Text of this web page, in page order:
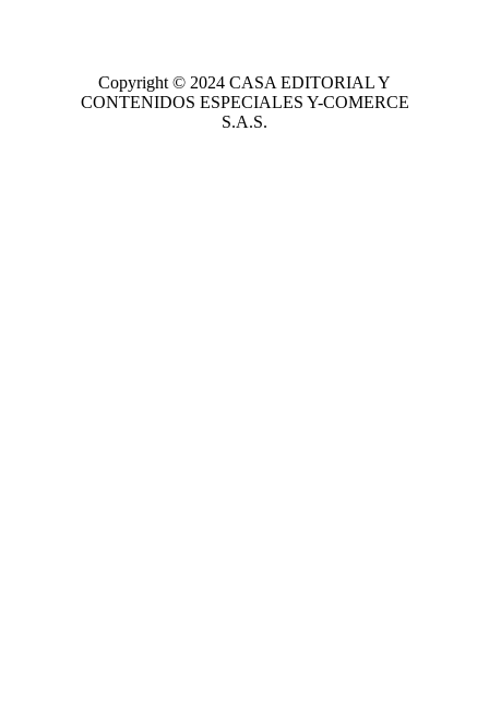
Copyright © 2024 CASA EDITORIALY
CONTENIDOS ESPECIALES Y-COMERCE
S.A.S.